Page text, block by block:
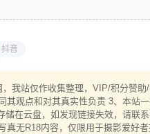
抖音
我站仅作收集整理，VIP/积分赞
其观点和对其真实性负责 3、本站
储在云盘，如发现链接失效，请联
真无R18内容，仅限用于摄影爱好